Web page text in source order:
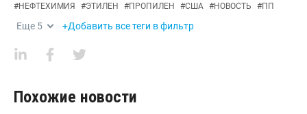
#НЕФТЕХИМИЯ #ЭТИЛЕН #ПРОПИЛЕН #США #НОВОСТЬ #ПП
Еще 5 +Добавить все теги в фильтр
Похожие новости